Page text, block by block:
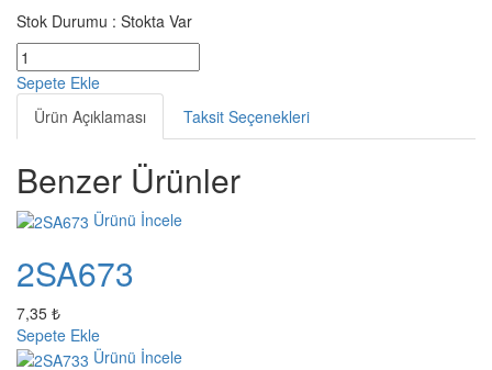
Stok Durumu : Stokta Var
Sepete Ekle
Ürün Açıklaması
Taksit Seçenekleri
Benzer Ürünler
Ürünü İncele
2SA673
7,35 ₺
Sepete Ekle
Ürünü İncele